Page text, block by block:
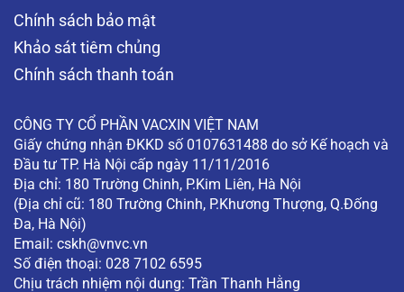
Chính sách bảo mật
Khảo sát tiêm chủng
Chính sách thanh toán
CÔNG TY CỔ PHẦN VACXIN VIỆT NAM
Giấy chứng nhận ĐKKD số 0107631488 do sở Kế hoạch và
Đầu tư TP. Hà Nội cấp ngày 11/11/2016
Địa chỉ: 180 Trường Chinh, P.Kim Liên, Hà Nội
(Địa chỉ cũ: 180 Trường Chinh, P.Khương Thượng, Q.Đống
Đa, Hà Nội)
Email: cskh@vnvc.vn
Số điện thoại: 028 7102 6595
Chịu trách nhiệm nội dung: Trần Thanh Hằng